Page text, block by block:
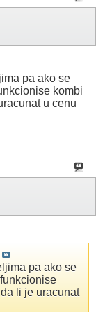
pa ako se
kombi
u cenu
pa ako se
li je uracunat